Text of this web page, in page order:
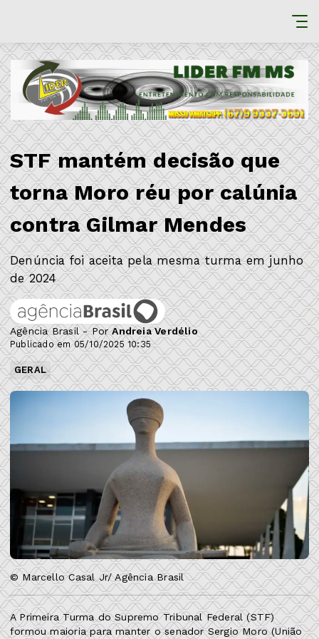
STF mantém decisão que
torna Moro réu por calúnia
contra Gilmar Mendes
Denúncia foi aceita pela mesma turma em junho
de 2024
Agência Brasil - PorAndreia Verdélio
Publicado em 05/10/2025 10:35
GERAL
© Marcello Casal Jr/ Agência Brasil
A Primeira Turma do Supremo Tribunal Federal (STF)
formou maioria para manter o senador Sergio Moro (União